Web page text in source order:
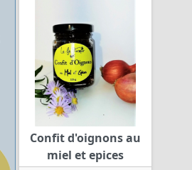
Confit d'oignons au
miel et epices